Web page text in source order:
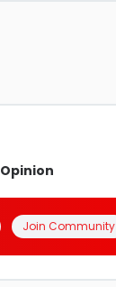
Opinion
Join Community